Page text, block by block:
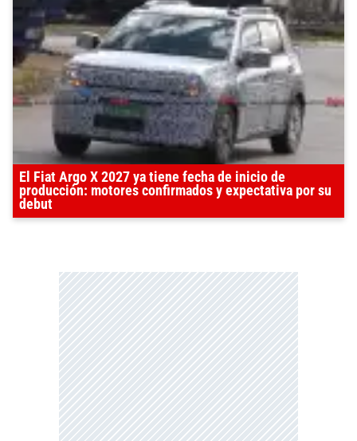
El Fiat Argo X 2027 ya tiene fecha de inicio de
producción: motores confirmados y expectativa por su
debut